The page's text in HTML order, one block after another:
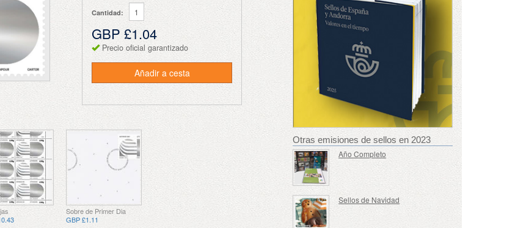
Cantidad:
GBP £1.04
Precio oficial garantizado
Añadir a cesta
Sobre de Primer Dia
GBP £1.11
Otras emisiones de sellos en 2023
Año Completo
Sellos de Navidad